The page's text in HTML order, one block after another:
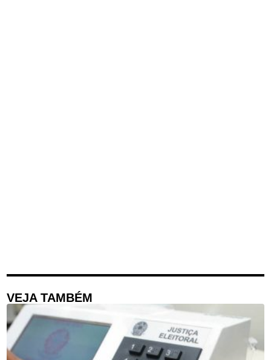
VEJA TAMBÉM